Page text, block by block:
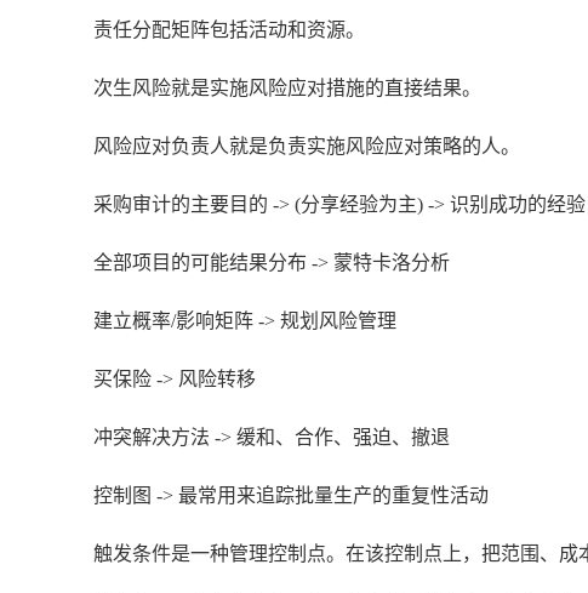
责任分配矩阵包括活动和资源。
次生风险就是实施风险应对措施的直接结果。
风险应对负责人就是负责实施风险应对策略的人。
采购审计的主要目的 -> (分享经验为主) -> 识别成功的经
全部项目的可能结果分布 -> 蒙特卡洛分析
建立概率/影响矩阵 -> 规划风险管理
买保险 -> 风险转移
冲突解决方法 -> 缓和、合作、强迫、撤退
控制图 -> 最常用来追踪批量生产的重复性活动
触发条件是一种管理控制点。在该控制点上，把范围、